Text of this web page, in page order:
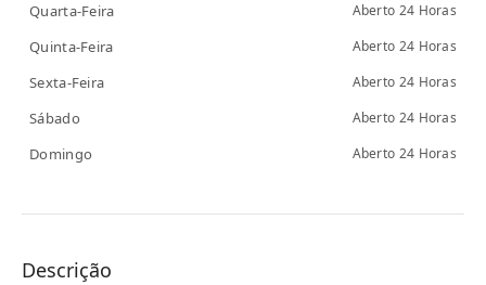
Quarta-Feira Aberto 24 Horas
Quinta-Feira Aberto 24 Horas
Sexta-Feira Aberto 24 Horas
Sábado Aberto 24 Horas
Domingo Aberto 24 Horas
Descrição